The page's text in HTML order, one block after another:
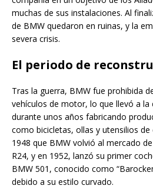
muchas de sus instalaciones. Al
de BMW quedaron en ruinas, y la
severa crisis.
El periodo de
Tras la guerra, BMW fue prohibida
vehículos de motor, lo que llevó a la
durante unos años fabricando
como bicicletas, ollas y utensilios
1948 que BMW volvió al mercado
R24, y en 1952, lanzó su primer
BMW 501, conocido como
debido a su estilo curvado.